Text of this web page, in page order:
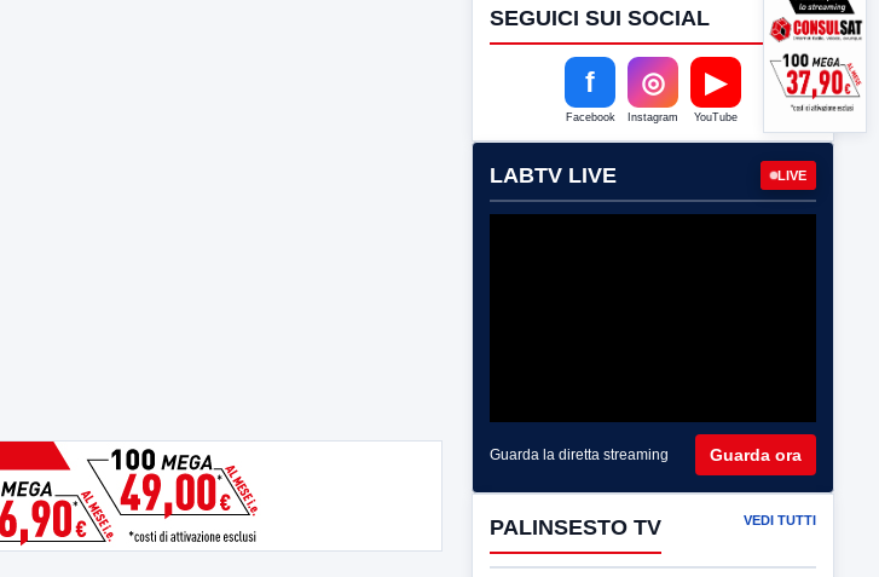
SEGUICI SUI SOCIAL
f
Facebook
◎
Instagram
▶
YouTube
LABTV LIVE LIVE
Guarda la diretta streaming Guarda ora
PALINSESTO TV VEDI TUTTI